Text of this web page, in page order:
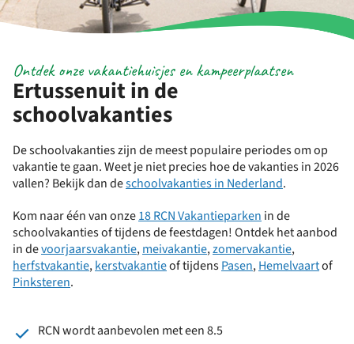
Ertussenuit in de
schoolvakanties
Ontdek onze vakantiehuisjes en kampeerplaatsen
De schoolvakanties zijn de meest populaire periodes om op
vakantie te gaan. Weet je niet precies hoe de vakanties in 2026
vallen? Bekijk dan deschoolvakanties in Nederland.
Kom naar één van onze18 RCN Vakantieparken in de
schoolvakanties of tijdens de feestdagen! Ontdek het aanbod
in devoorjaarsvakantie,meivakantie,zomervakantie,
herfstvakantie,kerstvakantieof tijdensPasen,Hemelvaartof
Pinksteren.
RCN wordt aanbevolen met een 8.5